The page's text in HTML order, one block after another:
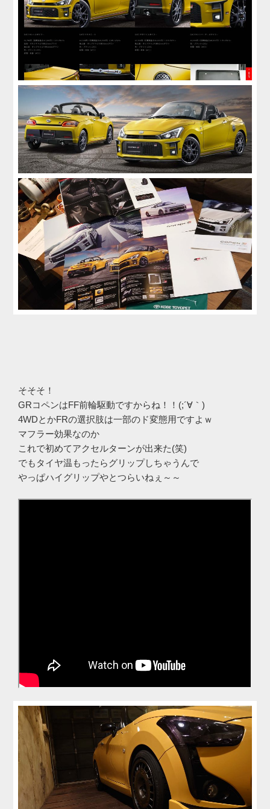
そそそ！
GRコペンはFF前輪駆動ですからね！！(;´∀｀)
4WDとかFRの選択肢は一部のド変態用ですよｗ
マフラー効果なのか
これで初めてアクセルターンが出来た(笑)
でもタイヤ温もったらグリップしちゃうんで
やっぱハイグリップやとつらいねぇ～～